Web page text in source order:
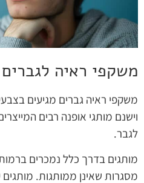
משקפי ראיה
משקפי ראיה גברים מגיעים
וישנם מותגי אופנה רבים
לגבר.
מותגים בדרך כלל נמכרים
מסגרות שאינן ממותגות. מותגים